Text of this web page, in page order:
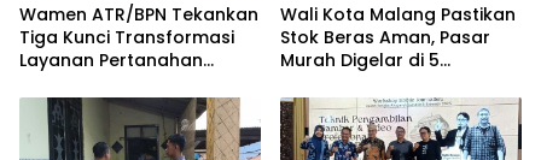
Wamen ATR/BPN Tekankan
Tiga Kunci Transformasi
Layanan Pertanahan
IPPAT
Wali Kota Malang Pastikan
Stok Beras Aman, Pasar
Murah Digelar di 5